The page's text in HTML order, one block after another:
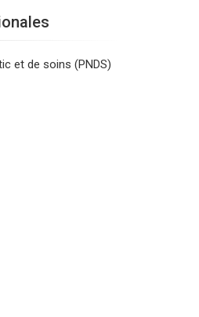
et de soins (PNDS)